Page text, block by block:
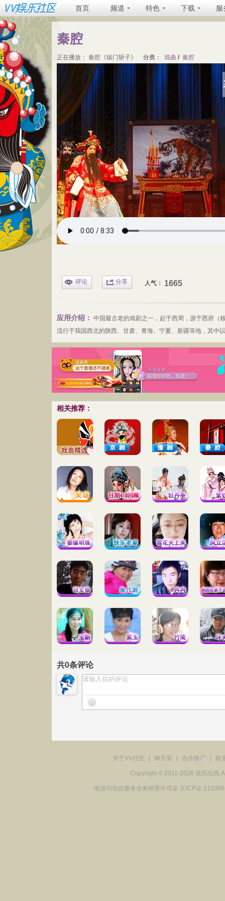
首页 频道 特色 下载 服
秦腔
正在播放： 秦腔《辕门斩子》 分类： 戏曲 / 秦腔
评论 分享 人气： 1665
应用介绍： 中国最古老的戏剧 之一，起于西周，源于西府（
流行于我国西北的陕西、甘肃、青海、宁夏、新疆等地，其中
相关推荐：
共0条评论
关于VV社区 聊天室 合作推广 联
Copyright © 2011-2026 优贝在线
电信与信息服务业务经营许可证 京ICP证